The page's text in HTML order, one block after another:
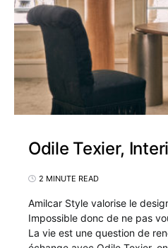
Odile Texier,
2 MINUTE READ
Amilcar Style valorise le
Impossible donc de ne pas
La vie est une question de